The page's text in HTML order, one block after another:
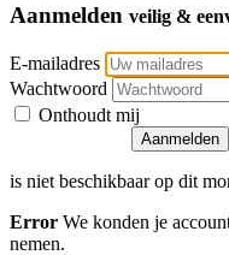
Aanmelden veilig &
E-mailadres
Wachtwoord
Onthoudt mij
is niet beschikbaar op dit
Error We konden je
nemen.